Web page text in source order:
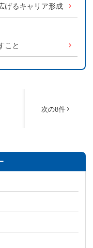
げるキャリア形成
こと
次の8件